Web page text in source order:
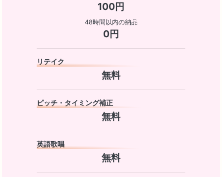
100円
48時間以内の納品
0円
リテイク
無料
ピッチ・タイミング補正
無料
英語歌唱
無料